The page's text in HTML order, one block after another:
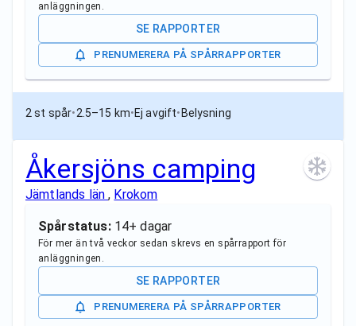
anläggningen.
SE RAPPORTER
PRENUMERERA PÅ SPÅRRAPPORTER
2 st spår•2.5–15 km•Ej avgift• Belysning
Åkersjöns camping
Jämtlands län, Krokom
Spårstatus: 14+ dagar
För mer än två veckor sedan skrevs en spårrapport för
anläggningen.
SE RAPPORTER
PRENUMERERA PÅ SPÅRRAPPORTER